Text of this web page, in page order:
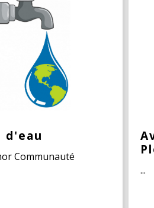
Communauté
...